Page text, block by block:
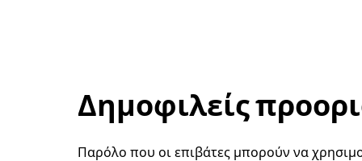
Δημοφιλείς
Παρόλο που οι επιβάτες μπορούν να